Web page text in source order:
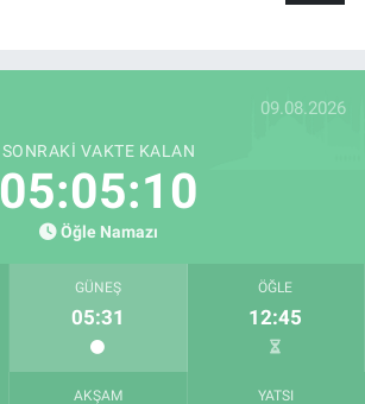
09.08.2026
SONRAKI VAKTE KALAN
05:05:10
Öğle Namazı
GÜNEŞ
05:31
ÖĞLE
12:45
AKŞAM YATSI